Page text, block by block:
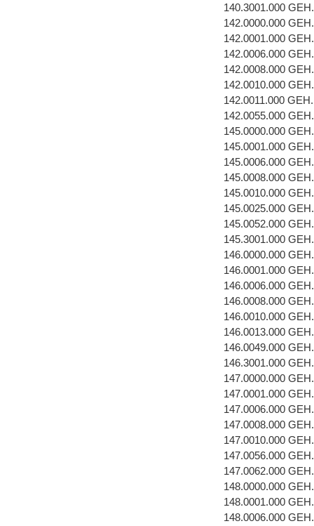
140.3001.000
142.0000.000
142.0001.000
142.0006.000
142.0008.000
142.0010.000
142.0011.000
142.0055.000
145.0000.000
145.0001.000
145.0006.000
145.0008.000
145.0010.000
145.0025.000
145.0052.000
145.3001.000
146.0000.000
146.0001.000
146.0006.000
146.0008.000
146.0010.000
146.0013.000
146.0049.000
146.3001.000
147.0000.000
147.0001.000
147.0006.000
147.0008.000
147.0010.000
147.0056.000
147.0062.000
148.0000.000
148.0001.000
148.0006.000